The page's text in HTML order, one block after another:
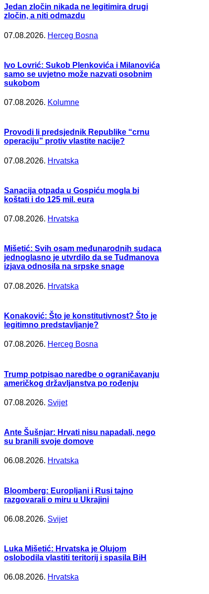
Jedan zločin nikada ne legitimira drugi
zločin, a niti odmazdu
07.08.2026. Herceg Bosna
Ivo Lovrić: Sukob Plenkovića i Milanovića
samo se uvjetno može nazvati osobnim
sukobom
07.08.2026. Kolumne
Provodi li predsjednik Republike “crnu
operaciju” protiv vlastite nacije?
07.08.2026. Hrvatska
Sanacija otpada u Gospiću mogla bi
koštati i do 125 mil. eura
07.08.2026. Hrvatska
Mišetić: Svih osam međunarodnih sudaca
jednoglasno je utvrdilo da se Tuđmanova
izjava odnosila na srpske snage
07.08.2026. Hrvatska
Konaković: Što je konstitutivnost? Što je
legitimno predstavljanje?
07.08.2026. Herceg Bosna
Trump potpisao naredbe o ograničavanju
američkog državljanstva po rođenju
07.08.2026. Svijet
Ante Šušnjar: Hrvati nisu napadali, nego
su branili svoje domove
06.08.2026. Hrvatska
Bloomberg: Europljani i Rusi tajno
razgovarali o miru u Ukrajini
06.08.2026. Svijet
Luka Mišetić: Hrvatska je Olujom
oslobodila vlastiti teritorij i spasila BiH
06.08.2026. Hrvatska